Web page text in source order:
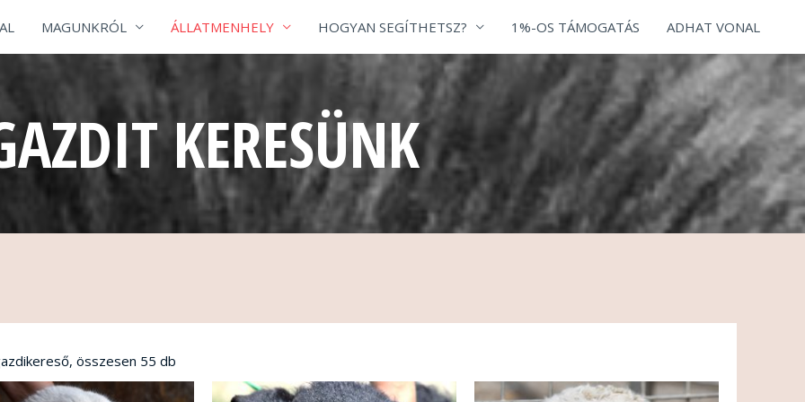
MAGUNKRÓL ÁLLATMENHELY HOGYAN SEGÍTHETSZ? 1%-OS TÁMOGATÁS ADHAT VONAL
KERESÜNK
összesen 55 db